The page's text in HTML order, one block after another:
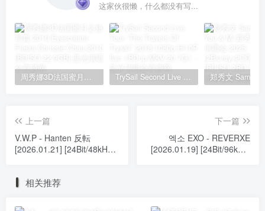
这家伙很懒，什么都没有写...
周秀娜3D法国蜜月之旅写真 2010 Eyescream Fiesta Chrissie Chau 2010 [BDISO 22.9GB] TrySail Second Live Tour “The Travels Of Trysail” 2018 1080p Hi10P flac《BDrip MKV 20.7G》
上一篇
V.W.P - Hanten 反転
[2026.01.21] [24Bit/48kHz]
下一篇
엑소 EXO - REVERXE
[2026.01.19] [24Bit/96kHz]
相关推荐